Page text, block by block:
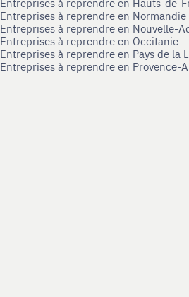
Entreprises à reprendre en Normandie
Entreprises à reprendre en Nouvelle-
Entreprises à reprendre en Occitanie
Entreprises à reprendre en Pays de la
Entreprises à reprendre en Provence-